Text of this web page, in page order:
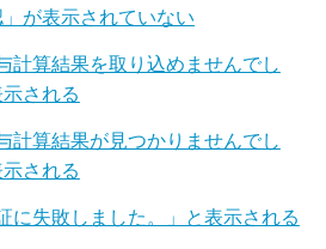
が表示されていない
計算結果を取り込めませんでし
される
計算結果が見つかりませんでし
される
に失敗しました。」と表示される